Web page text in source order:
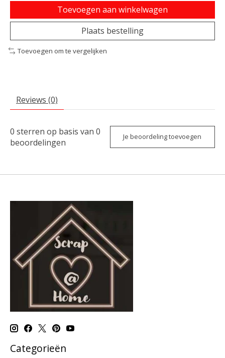
Toevoegen aan winkelwagen
Plaats bestelling
Toevoegen om te vergelijken
Reviews (0)
0 sterren op basis van 0
beoordelingen
Je beoordeling toevoegen
Categorieën